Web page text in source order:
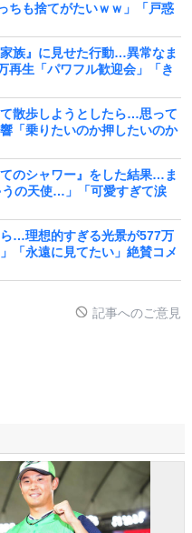
ちも捨てがたいｗｗ」「戸惑
族』に見せた行動…異常なま
再生「パワフル歓迎会」「き
散歩しようとしたら…思って
「乗りたいのか押したいのか
のシャワー』をした結果…ま
の天使…」「可愛すぎて涙
…理想的すぎる光景が577万
「永遠に見てたい」絶賛コメ
記事へのご意見